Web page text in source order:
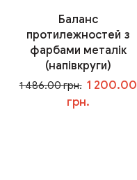
Баланс
протилежностей з
фарбами металік
(напівкруги)
1 486.00 грн. 1 200.00
грн.